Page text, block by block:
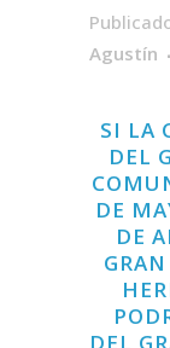
Agustín
SI LA
DEL
DE
DE